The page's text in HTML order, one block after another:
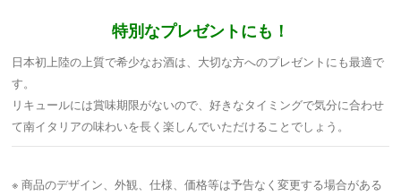
特別なプレゼントにも！
日本初上陸の上質で希少なお酒は、大切な方へのプレゼントにも最適で
す。
リキュールには賞味期限がないので、好きなタイミングで気分に合わせ
て南イタリアの味わいを長く楽しんでいただけることでしょう。
※ 商品のデザイン、外観、仕様、価格等は予告なく変更する場合がある